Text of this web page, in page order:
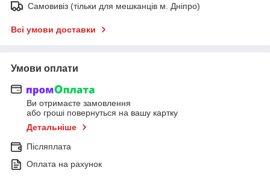
Самовивіз (тільки для мешканців м. Дніпро)
Всі умови доставки
Умови оплати
Ви отримаєте замовлення
або гроші повернуться на вашу картку
Детальніше
Післяплата
Оплата на рахунок